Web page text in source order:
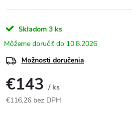
Skladom 3 ks
10.8.2026
Možnosti doručenia
€143 / ks
€116,26 bez DPH